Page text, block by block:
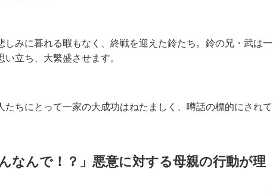
しみに暮れる暇もなく、終戦を迎えた鈴たち。鈴の兄・武は一
立ち、大繁盛させます。
たちにとって一家の大成功はねたましく、噂話の標的にされて
なんで！？」悪意に対する母親の行動が理